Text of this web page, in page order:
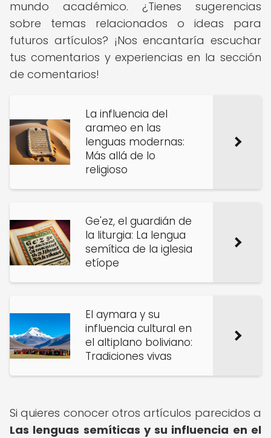
mundo académico. ¿Tienes sugerencias
sobre temas relacionados o ideas para
futuros artículos? ¡Nos encantaría escuchar
tus comentarios y experiencias en la sección
de comentarios!
La influencia del
arameo en las
lenguas modernas:
Más allá de lo
religioso
Ge'ez, el guardián de
la liturgia: La lengua
semítica de la iglesia
etíope
El aymara y su
influencia cultural en
el altiplano boliviano:
Tradiciones vivas
Si quieres conocer otros artículos parecidos a
Las lenguas semíticas y su influencia en el